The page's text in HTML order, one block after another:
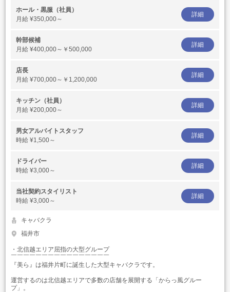
ホール・黒服（社員）
月給 ¥350,000～
詳細
幹部候補
月給 ¥400,000～￥500,000
詳細
店長
月給 ¥700,000～￥1,200,000
詳細
キッチン（社員）
月給 ¥200,000～
詳細
男女アルバイトスタッフ
時給 ¥1,500～
詳細
ドライバー
時給 ¥3,000～
詳細
当社契約スタイリスト
時給 ¥3,000～
詳細
キャバクラ
福井市
・北信越エリア屈指の大型グループ
￣￣￣￣￣￣￣￣￣￣￣￣￣￣￣￣
『美ら』は福井片町に誕生した大型キャバクラです。
運営するのは北信越エリアで多数の店舗を展開する「からっ風グルー
プ」。